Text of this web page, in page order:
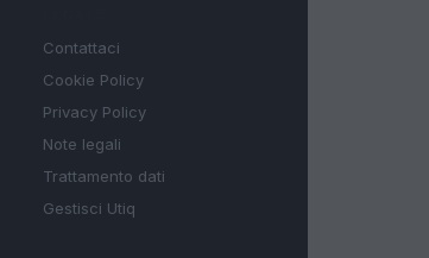
Contattaci
Cookie Policy
Privacy Policy
Note legali
Trattamento dati
Gestisci Utiq